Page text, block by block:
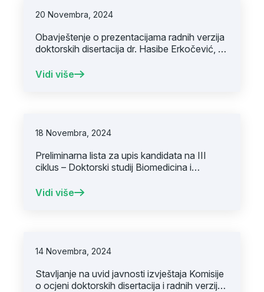
20 Novembra, 2024
Obavještenje o prezentacijama radnih verzija
doktorskih disertacija dr. Hasibe Erkočević, dr.
Vidi više
18 Novembra, 2024
Preliminarna lista za upis kandidata na III
ciklus – Doktorski studij Biomedicina i
Vidi više
14 Novembra, 2024
Stavljanje na uvid javnosti izvještaja Komisije
o ocjeni doktorskih disertacija i radnih verzija